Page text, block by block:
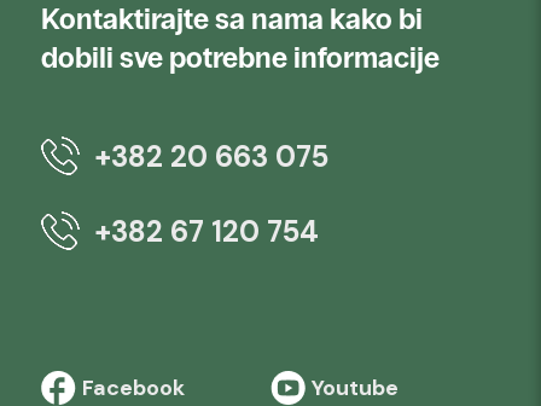
Kontaktirajte sa nama kako bi
dobili sve potrebne informacije
+382 20 663 075
+382 67 120 754
Facebook
Youtube